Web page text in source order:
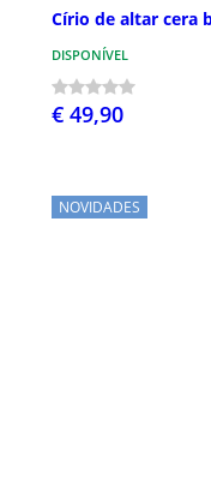
Círio de altar cera
DISPONÍVEL
€ 49,90
NOVIDADES